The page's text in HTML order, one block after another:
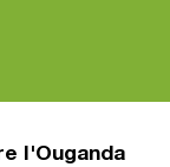
l'Ouganda